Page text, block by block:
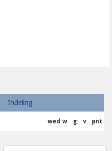
Indeling
wed w g v pnt